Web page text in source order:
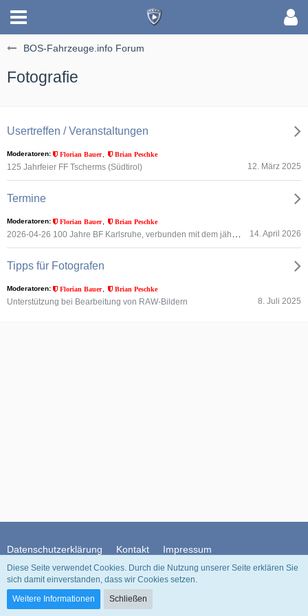
BOS-Fahrzeuge.info Forum
Fotografie
Usertreffen / Veranstaltungen
Moderatoren Florian Bauer Brian Peschke
125 Jahrfeier FF Tscherms (Südtirol) 12. März 2025
Termine
Moderatoren Florian Bauer Brian Peschke
14. April 2026
Tipps für Fotografen
Moderatoren Florian Bauer Brian Peschke
Unterstützung bei Bearbeitung von RAW-Bildern 8. Juli 2025
Datenschutzerklärung Kontakt Impressum
Community-Software:
Diese Seite verwendet Cookies. Durch die Nutzung unserer Seite erklären Sie
sich damit einverstanden, dass wir Cookies setzen.
Weitere Informationen
Schließen